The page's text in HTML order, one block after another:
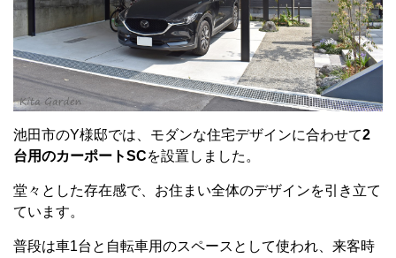
池田市のY様邸では、モダンな住宅デザインに合わせて2
台用のカーポートSCを設置しました。
堂々とした存在感で、お住まい全体のデザインを引き立て
ています。
普段は車1台と自転車用のスペースとして使われ、来客時